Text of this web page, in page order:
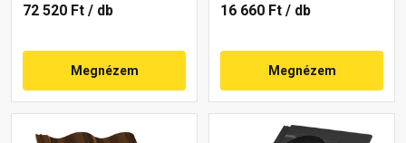
72 520 Ft / db
Megnézem
16 660 Ft / db
Megnézem